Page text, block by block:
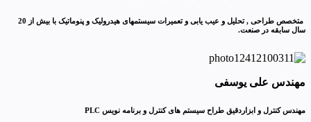
متخصص طراحی , تحلیل و عیب یابی و تعمیرات سیستمهای هیدرولیک و پنوماتیک با بیش از 20
سال سابقه در صنعت.
مهندس علی یوسفی
مهندس کنترل و ابزاردقیق طراح سیستم های کنترل و برنامه نویس PLC